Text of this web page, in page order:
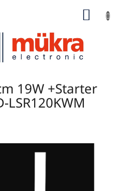
19W +Starter
LSR120KWM